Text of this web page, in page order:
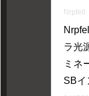
Nrpfell
ラ光
ミネ
SBイ